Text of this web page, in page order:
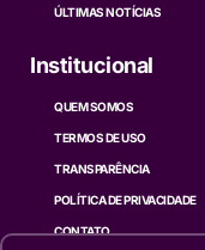
ÚLTIMAS NOTÍCIAS
Institucional
QUEM SOMOS
TERMOS DE USO
TRANSPARÊNCIA
POLÍTICA DE PRIVACIDADE
CONTATO